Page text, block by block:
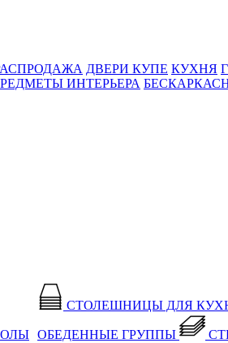
ДВЕРИ КУПЕ КУХНЯ
ИНТЕРЬЕРА
СТОЛЕШНИЦЫ ДЛЯ
ОБЕДЕННЫЕ ГРУППЫ